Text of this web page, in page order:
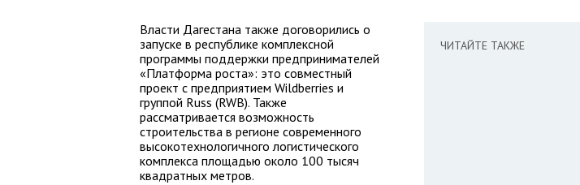
ЧИТАЙТЕ ТАКЖЕ
Власти Дагестана также договорились о
запуске в республике комплексной
программы поддержки предпринимателей
«Платформа роста»: это совместный
проект с предприятием Wildberries и
группой Russ (RWB). Также
рассматривается возможность
строительства в регионе современного
высокотехнологичного логистического
комплекса площадью около 100 тысяч
квадратных метров.